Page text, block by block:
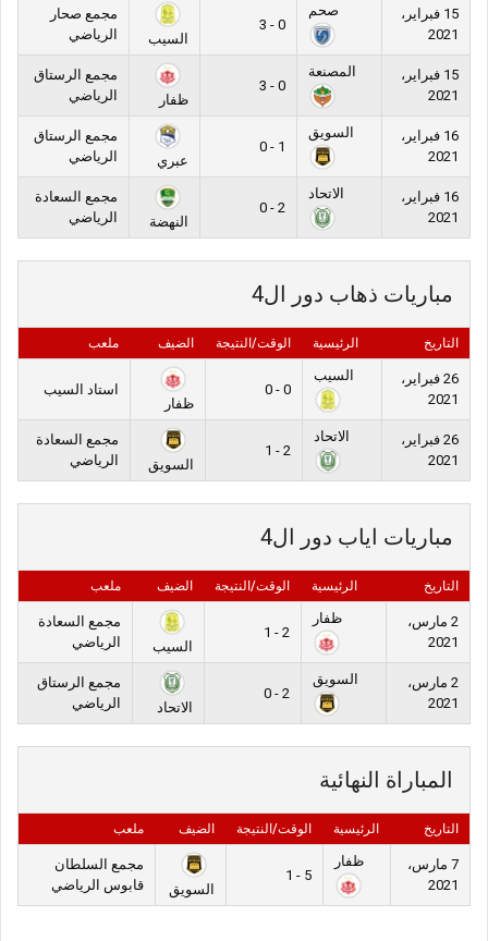
15 فبراير،
2021
صحم
0 - 3
السيب
مجمع صحار
الرياضي
15 فبراير،
2021
المصنعة
0 - 3
ظفار
مجمع الرستاق
الرياضي
16 فبراير،
2021
السويق
1 - 0
عبري
مجمع الرستاق
الرياضي
16 فبراير،
2021
الاتحاد
2 - 0
النهضة
مجمع السعادة
الرياضي
مباريات ذهاب دور ال4
التاريخ الرئيسية الوقت/النتيجة الضيف ملعب
26 فبراير،
2021
السيب
0 - 0
ظفار
استاد السيب
26 فبراير،
2021
الاتحاد
2 - 1
السويق
مجمع السعادة
الرياضي
مباريات اياب دور ال4
التاريخ الرئيسية الوقت/النتيجة الضيف ملعب
2 مارس،
2021
ظفار
2 - 1
السيب
مجمع السعادة
الرياضي
2 مارس،
2021
السويق
2 - 0
الاتحاد
مجمع الرستاق
الرياضي
المباراة النهائية
التاريخ الرئيسية الوقت/النتيجة الضيف ملعب
7 مارس،
2021
ظفار
5 - 1
السويق
مجمع السلطان
قابوس الرياضي